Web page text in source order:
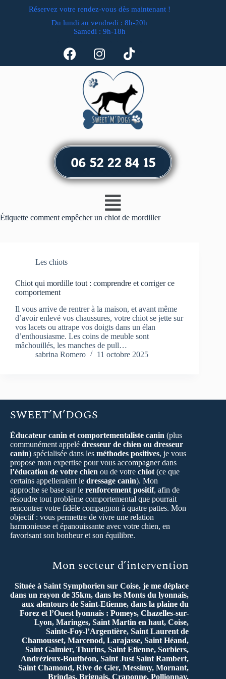
Réservez votre rendez-vous dès maintenant !
Du lundi au vendredi : 8h-20h
Samedi : 9h-18h
06 52 22 84 15
Étiquette comment empêcher un chiot de mordiller
Les chiots
Chiot qui mordille tout : comprendre et corriger ce
comportement
Il vous arrive de rentrer à la maison, et avant même
d’avoir enlevé vos chaussures, votre chiot se jette sur
vos lacets ou attrape vos doigts dans un élan
d’enthousiasme. Les coins de meuble sont
mâchouillés, les manches de pull…
sabrina Romero
11 octobre 2025
SWEET’M’DOGS
Éducateur canin et comportementaliste canin (plus
communément appelé dresseur de chien ou dresseur
canin) spécialisée dans les méthodes positives, je vous
propose mon expertise pour vous accompagner dans
l’éducation de votre chien ou de votre chiot (ce que
certains appelleraient le dressage canin). Mon
approche se base sur le renforcement positif, afin de
résoudre tout problème comportemental que pourrait
rencontrer votre fidèle compagnon à quatre pattes. Mon
objectif : vous permettre de vivre une relation
harmonieuse et épanouissante avec votre chien, en
favorisant son bonheur et son équilibre.
Mon secteur d’intervention
Située à Saint Symphorien sur Coise, je me déplace
dans un rayon de 35km, dans les Monts du lyonnais,
aux alentours de Saint-Etienne, dans la plaine du
Forez et l’Ouest lyonnais : Pomeys, Chazelles-sur-
Lyon, Maringes, Saint Martin en haut, Coise,
Sainte-Foy-l’Argentière, Saint Laurent de
Chamousset, Marcenod, Larajasse, Saint Héand,
Saint Galmier, Thurins, Saint Etienne, Sorbiers,
Andrézieux-Bouthéon, Saint Just Saint Rambert,
Saint Chamond, Rive de Gier, Messimy, Mornant,
Brindas, Brignais, Craponne, Pollionnay,